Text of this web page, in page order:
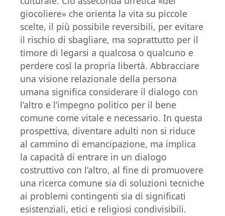
giocoliere» che orienta la vita su piccole
scelte, il più possibile reversibili, per evitare
il rischio di sbagliare, ma soprattutto per il
timore di legarsi a qualcosa o qualcuno e
perdere così la propria libertà. Abbracciare
una visione relazionale della persona
umana significa considerare il dialogo con
l’altro e l’impegno politico per il bene
comune come vitale e necessario. In questa
prospettiva, diventare adulti non si riduce
al cammino di emancipazione, ma implica
la capacità di entrare in un dialogo
costruttivo con l’altro, al fine di promuovere
una ricerca comune sia di soluzioni tecniche
ai problemi contingenti sia di significati
esistenziali, etici e religiosi condivisibili.